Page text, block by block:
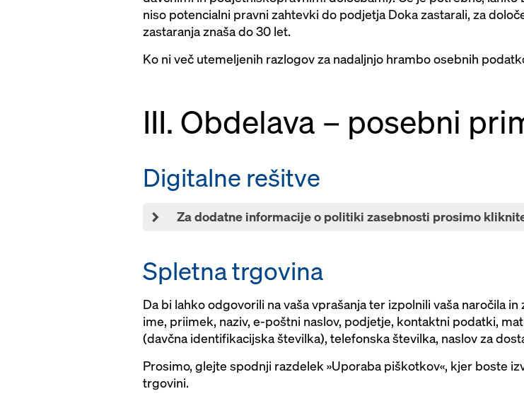
niso potencialni pravni zahtevki do podjetja Doka zastarali, za
zastaranja znaša do 30 let.
Ko ni več utemeljenih razlogov za nadaljnjo hrambo osebnih
III. Obdelava – posebni
Digitalne rešitve
Za dodatne informacije o politiki zasebnosti prosimo
Spletna trgovina
Da bi lahko odgovorili na vaša vprašanja ter izpolnili vaša naročila
ime, priimek, naziv, e-poštni naslov, podjetje, kontaktni podatki,
(davčna identifikacijska številka), telefonska številka, naslov za
Prosimo, glejte spodnji razdelek »Uporaba piškotkov«, kjer boste
trgovini.